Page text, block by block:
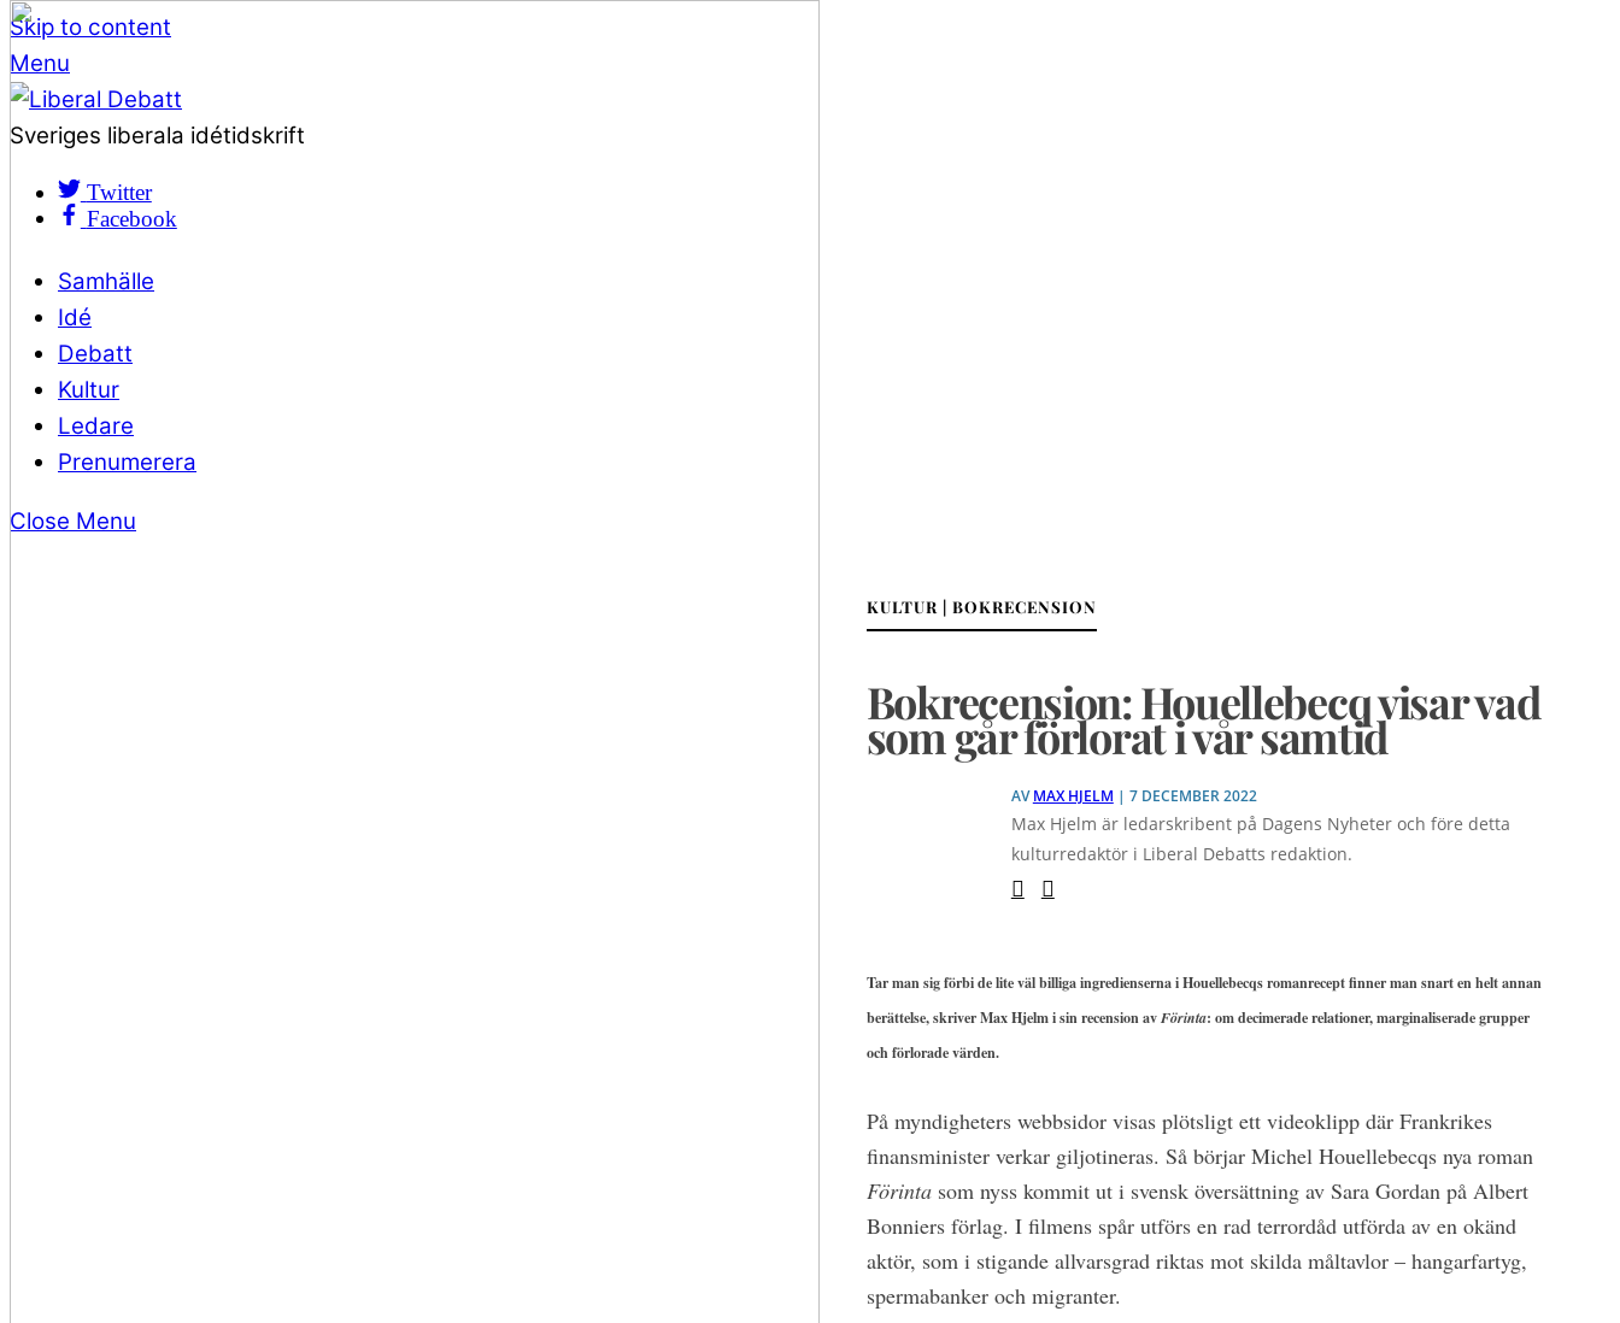
Skip to content
Menu
Sveriges liberala idétidskrift
Twitter
Facebook
Samhälle
Idé
Debatt
Kultur
Ledare
Prenumerera
Close Menu
KULTUR | BOKRECENSION
Bokrecension: Houellebecq visar vad
som går förlorat i vår samtid
AVMAX HJELM | 7 DECEMBER 2022
Max Hjelm är ledarskribent på Dagens Nyheter och före detta
kulturredaktör i Liberal Debatts redaktion.
Tar man sig förbi de lite väl billiga ingredienserna i Houellebecqs romanrecept finner man snart en helt annan
berättelse, skriver Max Hjelm i sin recension avFörinta: om decimerade relationer, marginaliserade grupper
och förlorade värden.
På myndigheters webbsidor visas plötsligt ett videoklipp där Frankrikes
finansminister verkar giljotineras. Så börjar Michel Houellebecqs nya roman
Förintasom nyss kommit ut i svensk översättning av Sara Gordan på Albert
Bonniers förlag. I filmens spår utförs en rad terrordåd utförda av en okänd
aktör, som i stigande allvarsgrad riktas mot skilda måltavlor – hangarfartyg,
spermabanker och migranter.